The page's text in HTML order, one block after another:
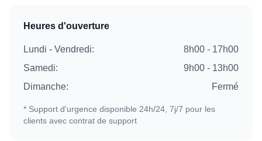
Heures d'ouverture
Lundi - Vendredi:
8h00 - 17h00
Samedi:
9h00 - 13h00
Dimanche:
Fermé
* Support d'urgence disponible 24h/24, 7j/7 pour les
clients avec contrat de support